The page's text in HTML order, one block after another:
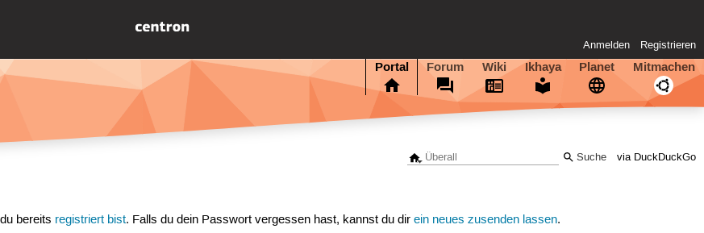
Anmelden Registrieren
Portal Forum Wiki Ikhaya Planet Mitmachen
via DuckDuckGo
bereits registriert bist. Falls du dein Passwort vergessen hast, kannst du direin neues zusenden lassen.